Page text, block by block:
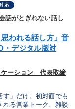
応
話がとぎれない話し
われる話し方」音
・デジタル版対
ーション 代表取締
す」だけ。初対面でも
れる営業トーク、雑談